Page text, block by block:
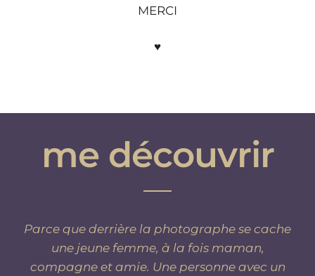
MERCI
♥
me découvrir
Parce que derrière la photographe se cache
une jeune femme, à la fois maman,
compagne et amie. Une personne avec un